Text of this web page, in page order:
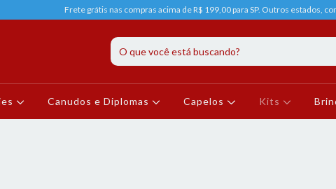
Frete grátis nas compras acima de R$ 199,00 para SP. Outros estados,
Canudos e Diplomas Capelos Kits